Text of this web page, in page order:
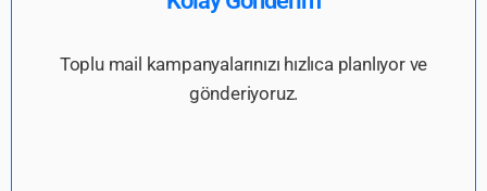
Toplu mail kampanyalarınızı hızlıca planlıyor ve
gönderiyoruz.